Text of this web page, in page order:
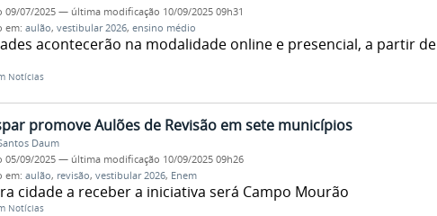
09/07/2025 — última modificação 10/09/2025 09h31
em: aulão, vestibular 2026, ensino médio
acontecerão na modalidade online e presencial, a partir de
Notícias
promove Aulões de Revisão em sete municípios
Daum
05/09/2025 — última modificação 10/09/2025 09h26
em: aulão, revisão, vestibular 2026, Enem
cidade a receber a iniciativa será Campo Mourão
Notícias